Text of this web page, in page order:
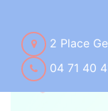
2 Place
04 71 40